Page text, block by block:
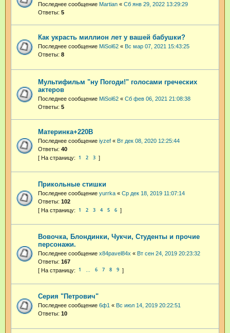
Последнее сообщение Martian « Сб янв 29, 2022 13:29:29
Ответы: 5
Как украсть миллион лет у вашей бабушки?
Последнее сообщение MiSol62 « Вс мар 07, 2021 15:43:25
Ответы: 8
Мультифильм "ну Погоди!" голосами греческих
актеров
Последнее сообщение MiSol62 « Сб фев 06, 2021 21:08:38
Ответы: 5
Материнка+220В
Последнее сообщение iyzef « Вт дек 08, 2020 12:25:44
Ответы: 40
1 2 3
Прикольные стишки
Последнее сообщение yurrka « Ср дек 18, 2019 11:07:14
Ответы: 102
1 2 3 4 5 6
Вовочка, Блондинки, Чукчи, Студенты и прочие
персонажи.
Последнее сообщение x84pavel84x « Вт сен 24, 2019 20:23:32
Ответы: 167
1 6 7 8 9
Серия "Петрович"
Последнее сообщение 6ф1 « Вс июл 14, 2019 20:22:51
Ответы: 10